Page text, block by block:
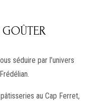
séduire par l’univers
au Cap Ferret,